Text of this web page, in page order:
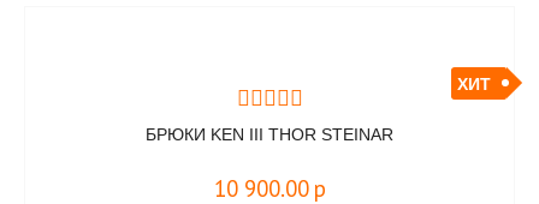
ХИТ
БРЮКИ KEN III THOR STEINAR
10 900.00 р